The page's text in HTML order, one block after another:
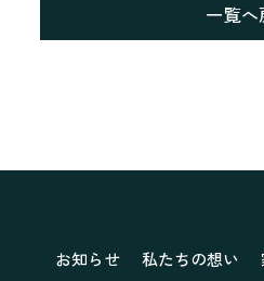
一覧へ
お知らせ 私たちの想い